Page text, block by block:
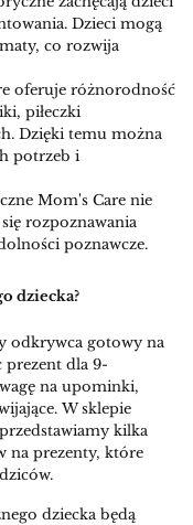
Dzieci mogą
co rozwija
oferuje różnorodność
piłeczki
Dzięki temu można
potrzeb i
Mom's Care nie
rozpoznawania
poznawcze.
dziecka?
odkrywca gotowy na
prezent dla 9-
na upominki,
W sklepie
kilka
na prezenty, które
dziecka będą